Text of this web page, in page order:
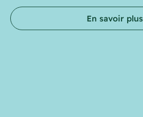
En savoir plus